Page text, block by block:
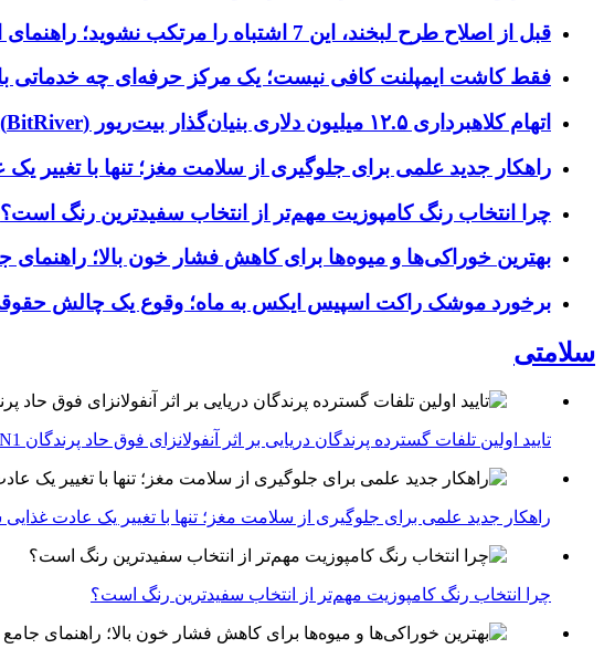
قبل از اصلاح طرح لبخند، این 7 اشتباه را مرتکب نشوید؛ راهنمای انتخاب دندانپزشک زیبایی در کرج
فقط کاشت ایمپلنت کافی نیست؛ یک مرکز حرفه‌ای چه خدماتی باید
اتهام کلاهبرداری ۱۲.۵ میلیون دلاری بنیان‌گذار بیت‌ریور (BitRiver) در پرونده تجهیزات استخراج رمزارز
راهکار جدید علمی برای جلوگیری از سلامت مغز؛ تنها با تغییر
چرا انتخاب رنگ کامپوزیت مهم‌تر از انتخاب سفیدترین رنگ است؟
بهترین خوراکی‌ها و میوه‌ها برای کاهش فشار خون بالا؛
برخورد موشک راکت اسپیس ایکس به ماه؛ وقوع یک چالش
سلامتی
تایید اولین تلفات گسترده پرندگان دریایی بر اثر آنفولانزای فوق حاد پرندگان H5N1 در استرالیا
راهکار جدید علمی برای جلوگیری از سلامت مغز؛ تنها با تغییر یک عادت غذایی
چرا انتخاب رنگ کامپوزیت مهم‌تر از انتخاب سفیدترین رنگ است؟